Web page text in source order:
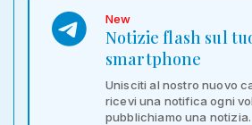
New
Notizie flash sul
smartphone
Unisciti al nostro nuovo
ricevi una notifica ogni
pubblichiamo una notizia.